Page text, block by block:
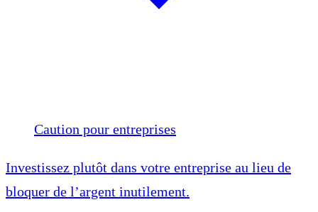
Caution pour entreprises
Investissez plutôt dans votre entreprise au lieu de
bloquer de l’argent inutilement.